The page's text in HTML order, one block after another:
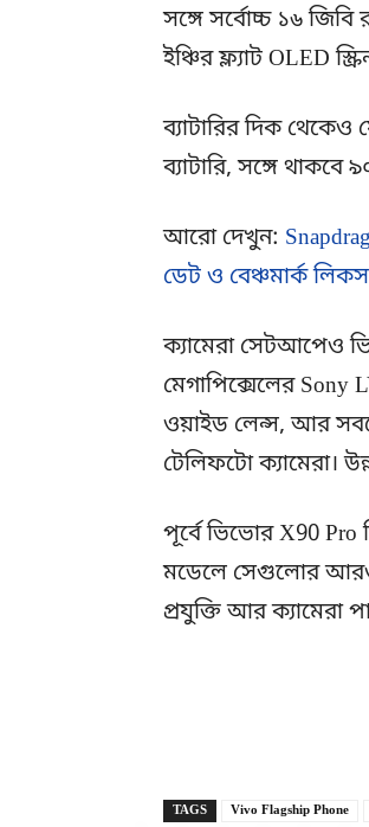
সঙ্গে সর্বোচ্চ ১৬ জিবি
ইঞ্চির ফ্ল্যাট OLED
ব্যাটারির দিক
ব্যাটারি, সঙ্গে থাকবে
আরো দেখুন:
ডেট ও বেঞ্চমার্ক লিকস
ক্যামেরা সেটআপেও
মেগাপিক্সেলের Sony
ওয়াইড লেন্স, আর
টেলিফটো ক্যামেরা।
পূর্বে ভিভোর X90 Pro
মডেলে সেগুলোর আরও
প্রযুক্তি আর ক্যামেরা
TAGS Vivo Flagship Phone